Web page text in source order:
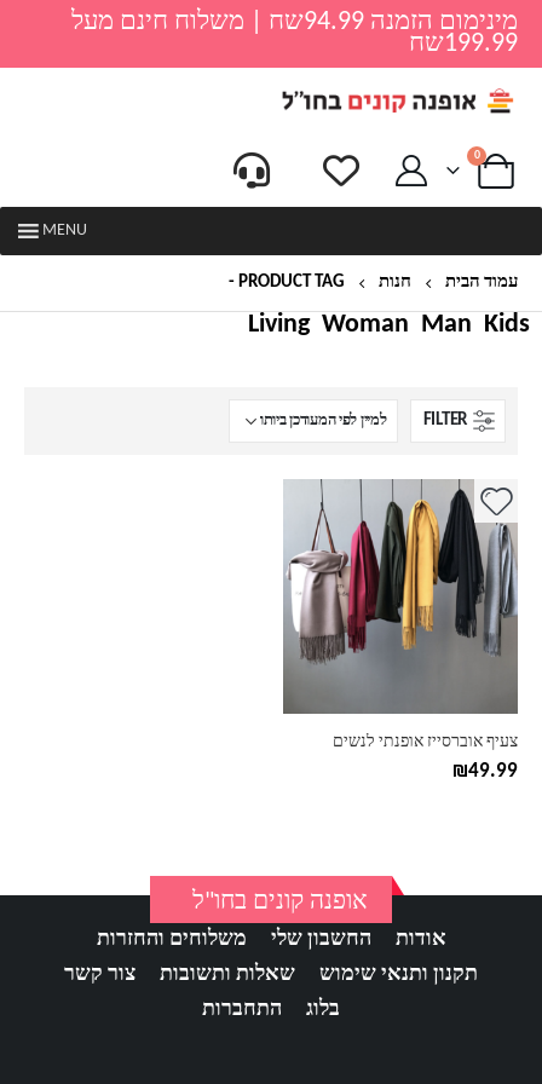
מינימום הזמנה 94.99שח | משלוח חינם מעל
199.99שח
0
MENU
עמוד הבית חנות PRODUCT TAG -
Kids
Man
Woman
Living
FILTER
צעיף אוברסייז אופנתי לנשים
₪49.99
למוצר
יש
מספר
סוגים.
ניתן
לבחור
אופנה קונים בחו"ל
אודות החשבון שלי
משלוחים והחזרות
תקנון ותנאי שימוש
שאלות ותשובות
צור קשר
בלוג
התחברות